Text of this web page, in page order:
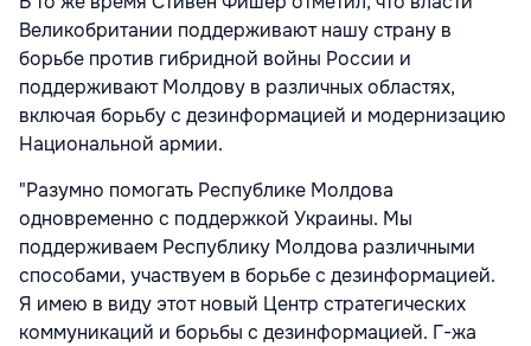
Великобритании поддерживают нашу страну в
борьбе против гибридной войны России и
поддерживают Молдову в различных областях,
включая борьбу с дезинформацией и модернизацию
Национальной армии.
"Разумно помогать Республике Молдова
одновременно с поддержкой Украины. Мы
поддерживаем Республику Молдова различными
способами, участвуем в борьбе с дезинформацией.
Я имею в виду этот новый Центр стратегических
коммуникаций и борьбы с дезинформацией. Г-жа